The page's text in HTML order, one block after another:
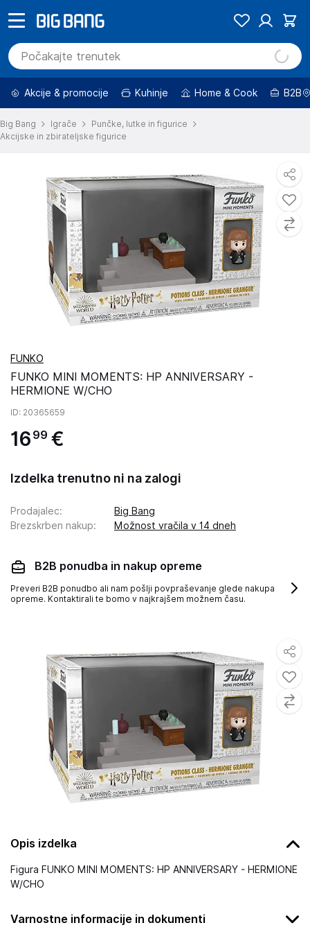
Akcije & promocije Kuhinje Home & Cook B2B
Big Bang Igrače
Punčke, lutke in figurice
Akcijske in zbirateljske figurice
Opis izdelka
Figura FUNKO MINI MOMENTS: HP ANNIVERSARY - HERMIONE
W/CHO
Varnostne informacije in dokumenti
FUNKO
FUNKO MINI MOMENTS: HP ANNIVERSARY -
HERMIONE W/CHO
ID: 20365659
16 99 €
Izdelka trenutno ni na zalogi
Prodajalec:
Big Bang
Brezskrben nakup: Možnost vračila v 14 dneh
B2B ponudba in nakup opreme
Preveri B2B ponudbo ali nam pošlji povpraševanje glede nakupa
opreme. Kontaktirali te bomo v najkrajšem možnem času.